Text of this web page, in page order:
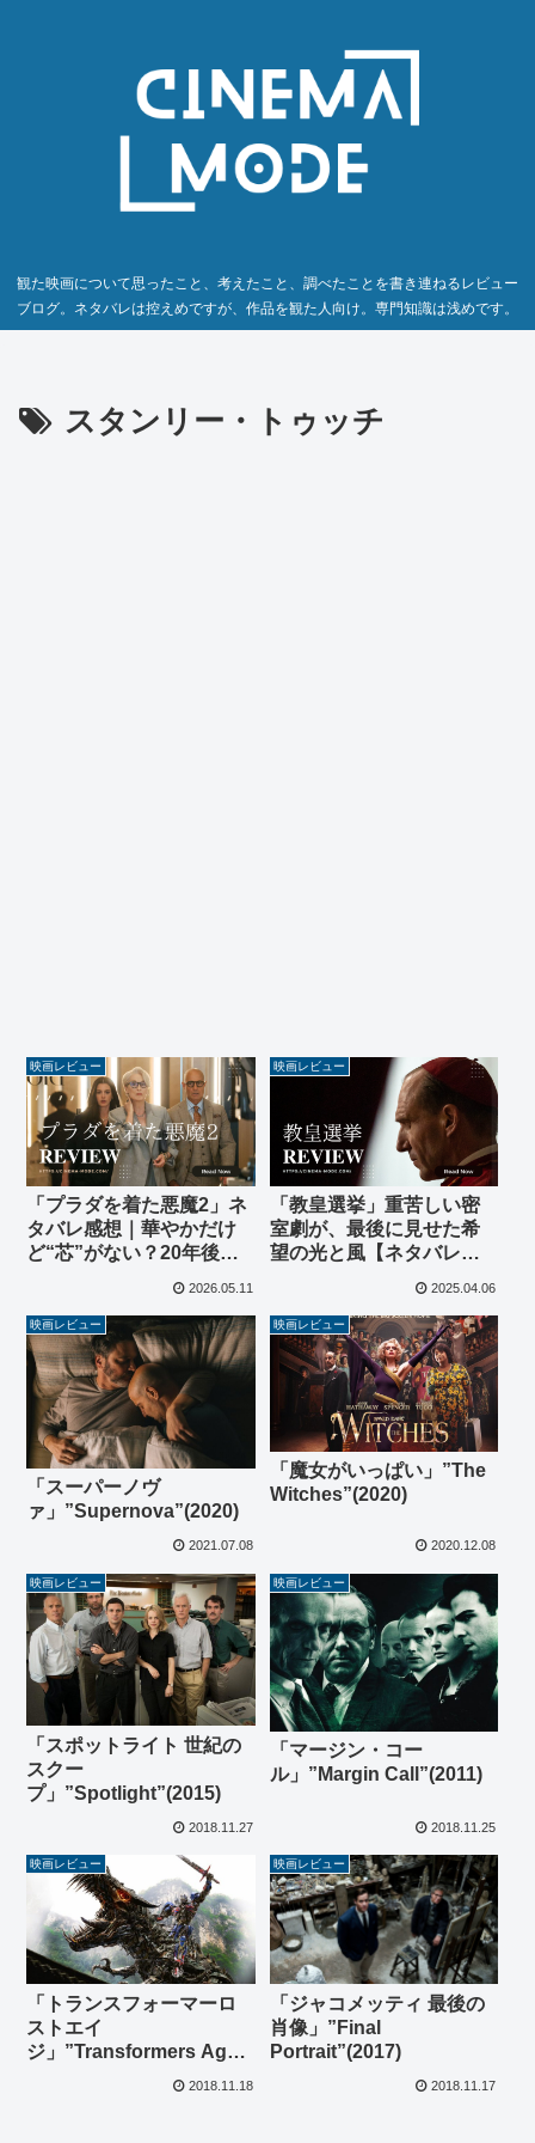
観た映画について思ったこと、考えたこと、調べたことを書き連ねるレビュー
ブログ。ネタバレは控えめですが、作品を観た人向け。専門知識は浅めです。
スタンリー・トゥッチ
映画レビュー
「プラダを着た悪魔2」ネ
タバレ感想｜華やかだけ
ど“芯”がない？20年後の
2026.05.11
映画レビュー
「教皇選挙」重苦しい密
室劇が、最後に見せた希
望の光と風【ネタバレ考
2025.04.06
映画レビュー
「スーパーノヴ
ァ」”Supernova”(2020)
2021.07.08
映画レビュー
「魔女がいっぱい」”The
Witches”(2020)
2020.12.08
映画レビュー
「スポットライト 世紀の
スクー
プ」”Spotlight”(2015)
2018.11.27
映画レビュー
「マージン・コー
ル」”Margin Call”(2011)
2018.11.25
映画レビュー
「トランスフォーマーロ
ストエイ
ジ」”Transformers Age
of Extinction”(2014)
2018.11.18
映画レビュー
「ジャコメッティ 最後の
肖像」”Final
Portrait”(2017)
2018.11.17